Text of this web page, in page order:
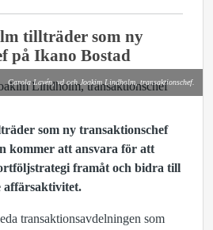
tillträder som ny
på Ikano Bostad
Carola Lavén, vd och Joakim Lindholm, transaktionschef.
som ny transaktionschef
kommer att ansvara för att
framåt och bidra till
affärsaktivitet.
transaktionsavdelningen som